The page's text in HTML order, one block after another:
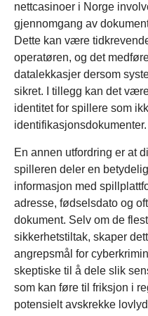
nettcasinoer i Norge
gjennomgang av
Dette kan være
operatøren, og det
datalekkasjer dersom
sikret. I tillegg kan det
identitet for spillere som
identifikasjonsdokumenter.
En annen utfordring er at
spilleren deler en
informasjon med
adresse, fødselsdato og
dokument. Selv om de
sikkerhetstiltak, skaper
angrepsmål for
skeptiske til å dele slik
som kan føre til friksjon i
potensielt avskrekke